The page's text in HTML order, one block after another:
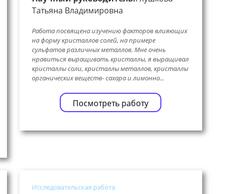
Татьяна Владимировна
Работа посвящена изучению факторов влияющих
на форму кристаллов солей, на примере
сульфатов различных металлов. Мне очень
нравиться выращивать кристаллы, я выращивал
кристаллы соли, кристаллы металлов, кристаллы
органических веществ- сахара и лимонно...
Посмотреть работу
Исследовательская работа